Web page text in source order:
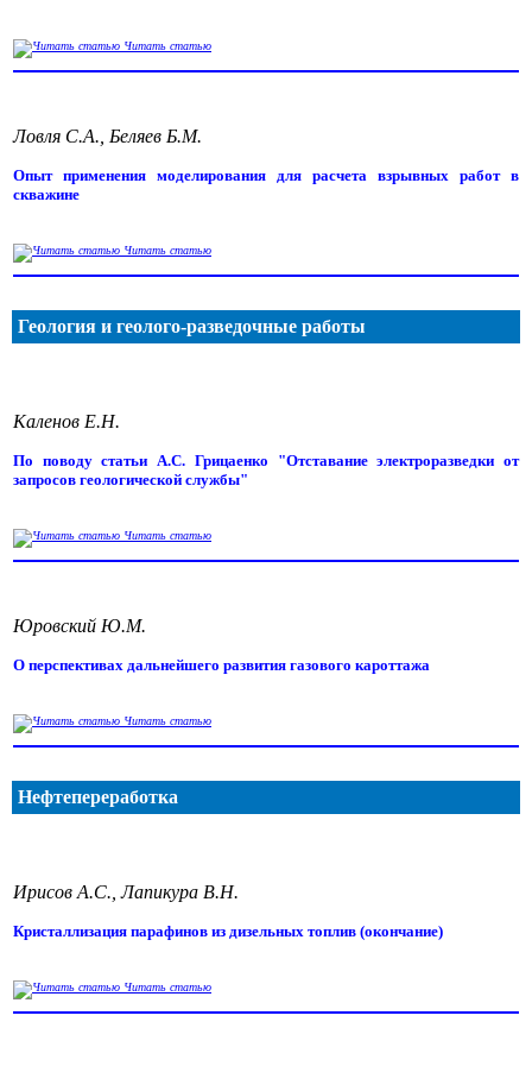
Читать статью
Ловля С.А., Беляев Б.М.
Опыт применения моделирования для расчета взрывных работ в
скважине
Читать статью
Геология и геолого-разведочные работы
Каленов Е.Н.
По поводу статьи А.С. Грицаенко "Отставание электроразведки от
запросов геологической службы"
Читать статью
Юровский Ю.М.
О перспективах дальнейшего развития газового кароттажа
Читать статью
Нефтепереработка
Ирисов А.С., Лапикура В.Н.
Кристаллизация парафинов из дизельных топлив (окончание)
Читать статью